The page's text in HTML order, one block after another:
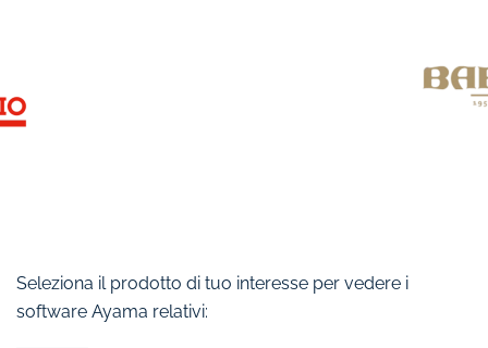
Seleziona il prodotto di tuo interesse per vedere i
software Ayama relativi: